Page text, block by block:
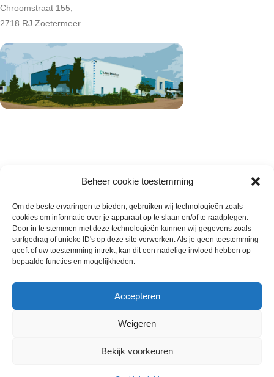
Beheer cookie toestemming
Om de beste ervaringen te bieden, gebruiken wij technologieën zoals
cookies om informatie over je apparaat op te slaan en/of te raadplegen.
Door in te stemmen met deze technologieën kunnen wij gegevens zoals
surfgedrag of unieke ID's op deze site verwerken. Als je geen toestemming
geeft of uw toestemming intrekt, kan dit een nadelige invloed hebben op
bepaalde functies en mogelijkheden.
Accepteren
Weigeren
Bekijk voorkeuren
Chroomstraat 155,
2718 RJ Zoetermeer
Wie zijn wij
Contact met onze inkoop
Klantenservice
Annuleer & Retourbeleid
Horeca-Groothandel
Wij gebruiken cookies om uw ervaring op onze